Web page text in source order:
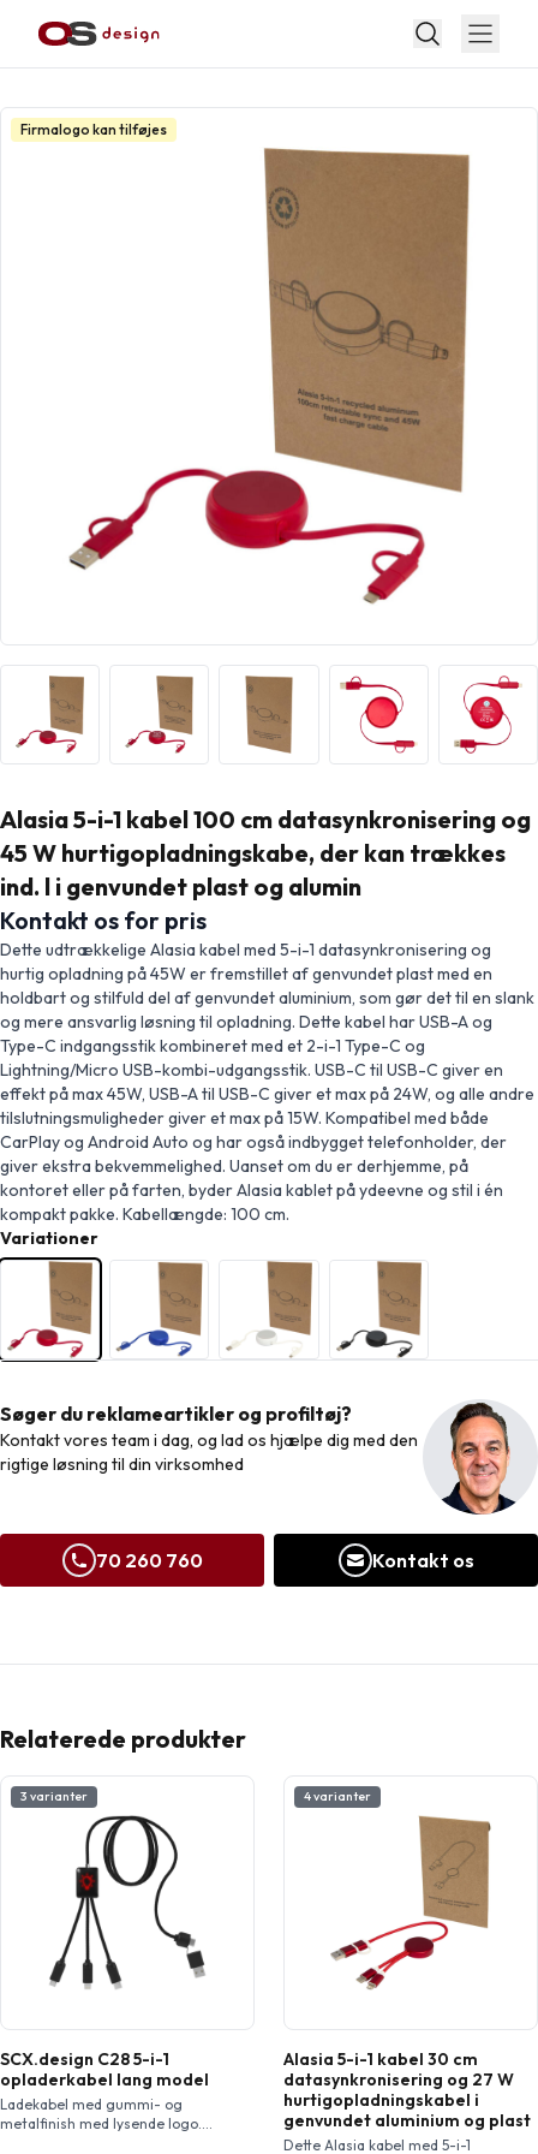
Firmalogo kan tilføjes
Alasia 5-i-1 kabel 100 cm datasynkronisering og
45 W hurtigopladningskabe, der kan trækkes
ind. l i genvundet plast og alumin
Kontakt os for pris
Dette udtrækkelige Alasia kabel med 5-i-1 datasynkronisering og
hurtig opladning på 45W er fremstillet af genvundet plast med en
holdbart og stilfuld del af genvundet aluminium, som gør det til en slank
og mere ansvarlig løsning til opladning. Dette kabel har USB-A og
Type-C indgangsstik kombineret med et 2-i-1 Type-C og
Lightning/Micro USB-kombi-udgangsstik. USB-C til USB-C giver en
effekt på max 45W, USB-A til USB-C giver et max på 24W, og alle andre
tilslutningsmuligheder giver et max på 15W. Kompatibel med både
CarPlay og Android Auto og har også indbygget telefonholder, der
giver ekstra bekvemmelighed. Uanset om du er derhjemme, på
kontoret eller på farten, byder Alasia kablet på ydeevne og stil i én
kompakt pakke. Kabellængde: 100 cm.
Variationer
Søger du reklameartikler og profiltøj?
Kontakt vores team i dag, og lad os hjælpe dig med den
rigtige løsning til din virksomhed
70 260 760 Kontakt os
Relaterede produkter
3 varianter
SCX.design C28 5-i-1
opladerkabel lang model
Ladekabel med gummi- og
metalfinish med lysende logo.
4 varianter
Alasia 5-i-1 kabel 30 cm
datasynkronisering og 27 W
hurtigopladningskabel i
genvundet aluminium og plast
Dette Alasia kabel med 5-i-1